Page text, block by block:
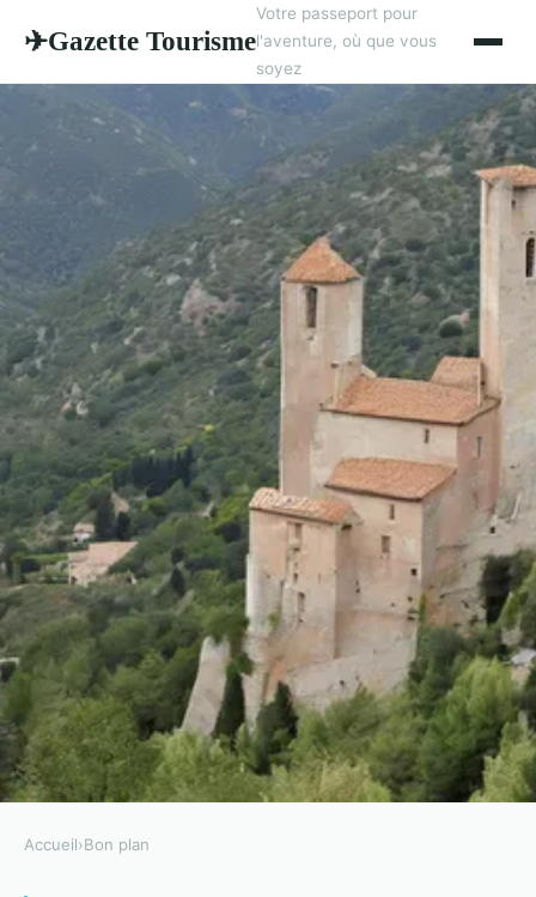
✈Gazette Tourisme
Votre passeport pour
l'aventure, où que vous
soyez
BON PLAN
Accueil›Bon plan